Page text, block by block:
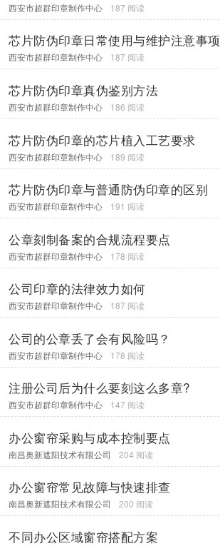
西安市超群印章制作中心 187 阅读
芯片防伪印章日常使用与维护注意事项
西安市超群印章制作中心 187 阅读
芯片防伪印章真伪鉴别方法
西安市超群印章制作中心 186 阅读
芯片防伪印章的芯片植入工艺要求
西安市超群印章制作中心 189 阅读
芯片防伪印章与普通防伪印章的区别
西安市超群印章制作中心 191 阅读
公章刻制备案的合规流程要点
西安市超群印章制作中心 178 阅读
公司印章的法律效力如何
西安市超群印章制作中心 187 阅读
公司的公章丢了会有风险吗？
西安市超群印章制作中心 178 阅读
注册公司后为什么要刻这么多章?
西安市超群印章制作中心 147 阅读
办公窗帘采购与成本控制要点
南昌奥新遮阳技术有限公司 204 阅读
办公窗帘常见故障与快速排查
南昌奥新遮阳技术有限公司 200 阅读
不同办公区域窗帘搭配方案